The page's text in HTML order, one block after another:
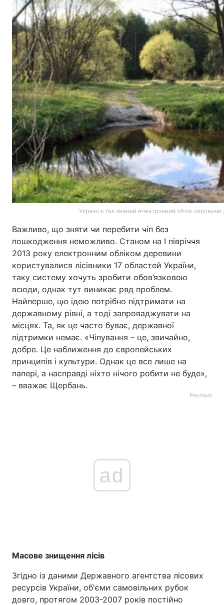
Україні є так званий електронний облік
Важливо, що зняти чи перебити чіп без
пошкодження неможливо. Станом на І півріччя
2013 року електронним обліком деревини
користувалися лісівники 17 областей України,
таку систему хочуть зробити обов’язковою
всюди, однак тут виникає ряд проблем.
Найперше, цю ідею потрібно підтримати на
державному рівні, а тоді запроваджувати на
місцях. Та, як це часто буває, державної
підтримки немає. «Чіпування – це, звичайно,
добре. Це наближення до європейських
принципів і культури. Однак це все лише на
папері, а насправді ніхто нічого робити не буде»,
– вважає Щербань.
Реклама
ad
Масове знищення лісів
Згідно із даними Державного агентства лісових
ресурсів України, об'єми самовільних рубок
довго, протягом 2003-2007 років постійно